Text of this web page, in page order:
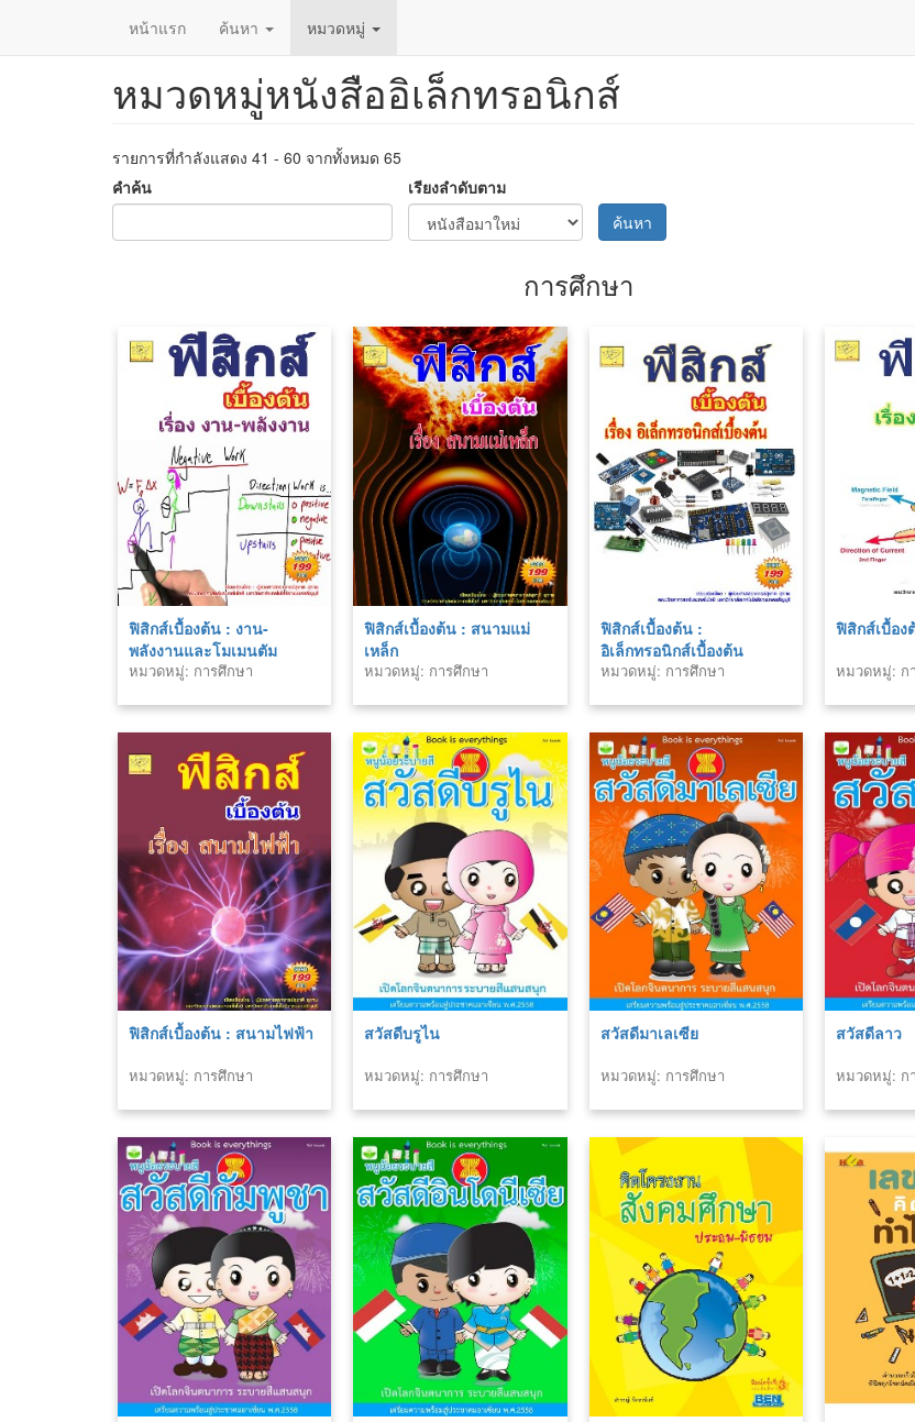
หน้าแรก ค้นหา หมวดหมู่
หมวดหมู่หนังสืออิเล็กทรอนิกส์
รายการที่กำลังแสดง 41 - 60 จากทั้งหมด 65
คำค้น
เรียงลำดับตาม
ค้นหา
การศึกษา
ฟิสิกส์เบื้องต้น : งาน-
พลังงานและโมเมนตัม
หมวดหมู่: การศึกษา
ฟิสิกส์เบื้องต้น : สนามแม่
เหล็ก
หมวดหมู่: การศึกษา
ฟิสิกส์เบื้องต้น :
อิเล็กทรอนิกส์เบื้องต้น
หมวดหมู่: การศึกษา
ฟิสิกส์เบื้อง
หมวดหมู่: ก
ฟิสิกส์เบื้องต้น : สนามไฟฟ้า
หมวดหมู่: การศึกษา
สวัสดีบรูไน
หมวดหมู่: การศึกษา
สวัสดีมาเลเซีย
หมวดหมู่: การศึกษา
สวัสดีลาว
หมวดหมู่: ก